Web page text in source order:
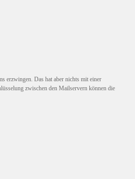
erzwingen. Das hat aber nichts mit einer
zwischen den Mailservern können die